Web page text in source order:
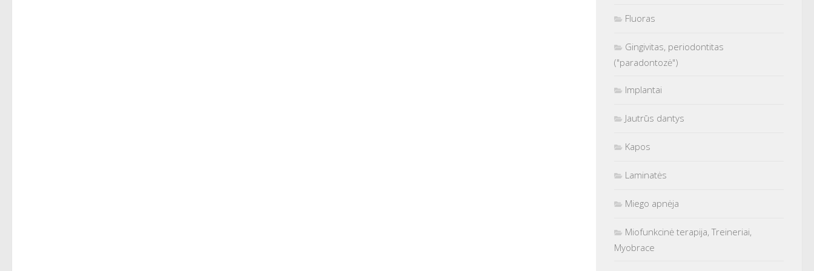
Fluoras
Gingivitas, periodontitas
("paradontozė")
Implantai
Jautrūs dantys
Kapos
Laminatės
Miego apnėja
Miofunkcinė terapija, Treineriai,
Myobrace